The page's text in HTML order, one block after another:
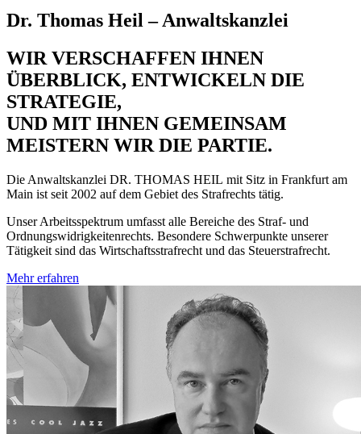
Dr. Thomas Heil – Anwaltskanzlei
WIR VERSCHAFFEN IHNEN
ÜBERBLICK, ENTWICKELN DIE
STRATEGIE,
UND MIT IHNEN GEMEINSAM
MEISTERN WIR DIE PARTIE.
Die Anwaltskanzlei DR. THOMAS HEIL mit Sitz in Frankfurt am
Main ist seit 2002 auf dem Gebiet des Strafrechts tätig.
Unser Arbeitsspektrum umfasst alle Bereiche des Straf- und
Ordnungswidrigkeitenrechts. Besondere Schwerpunkte unserer
Tätigkeit sind das Wirtschaftsstrafrecht und das Steuerstrafrecht.
Mehr erfahren